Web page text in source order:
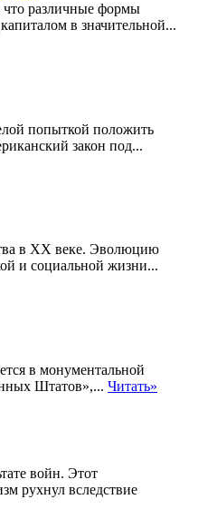
что различные формы
в значительной...
попыткой положить
закон под...
в XX веке. Эволюцию
и социальной жизни...
в монументальной
Штатов»,... Читать»
войн. Этот
рухнул вследствие